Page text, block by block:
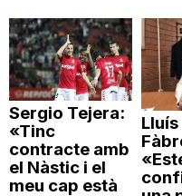
Sergio Tejera:
«Tinc
contracte amb
el Nàstic i el
meu cap està
Lluís